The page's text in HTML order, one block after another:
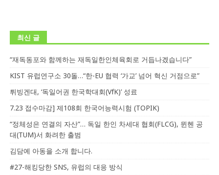
최신 글
“재독동포와 함께하는 재독일한인체육회로 거듭나겠습니다”
KIST 유럽연구소 30돌…“한-EU 협력 ‘가교’ 넘어 혁신 거점으로”
튀빙겐대, ‘독일어권 한국학대회(VfK)’ 성료
7.23 접수마감] 제108회 한국어능력시험 (TOPIK)
“정체성은 연결의 자산”… 독일 한인 차세대 협회(FLCG), 뮌헨 공
대(TUM)서 화려한 출범
김담예 아동을 소개 합니다.
#27-해킹당한 SNS, 유럽의 대응 방식